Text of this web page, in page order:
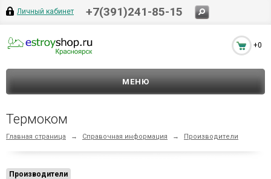
Личный кабинет +7(391)241-85-15
+0
МЕНЮ
Термоком
Главная страница → Справочная информация → Производители
Производители